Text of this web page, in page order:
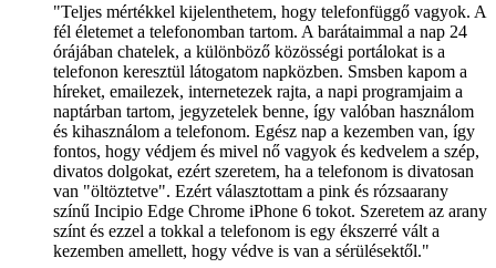
"Teljes mértékkel kijelenthetem, hogy telefonfüggő vagyok. A
fél életemet a telefonomban tartom. A barátaimmal a nap 24
órájában chatelek, a különböző közösségi portálokat is a
telefonon keresztül látogatom napközben. Smsben kapom a
híreket, emailezek, internetezek rajta, a napi programjaim a
naptárban tartom, jegyzetelek benne, így valóban használom
és kihasználom a telefonom. Egész nap a kezemben van, így
fontos, hogy védjem és mivel nő vagyok és kedvelem a szép,
divatos dolgokat, ezért szeretem, ha a telefonom is divatosan
van "öltöztetve". Ezért választottam a pink és rózsaarany
színű Incipio Edge Chrome iPhone 6 tokot. Szeretem az arany
színt és ezzel a tokkal a telefonom is egy ékszerré vált a
kezemben amellett, hogy védve is van a sérülésektől."